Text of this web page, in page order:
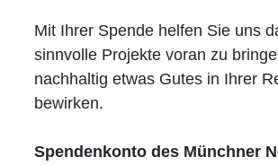
Mit Ihrer Spende helfen Sie uns
sinnvolle Projekte voran zu
nachhaltig etwas Gutes in Ihrer
bewirken.
Spendenkonto des Münchner